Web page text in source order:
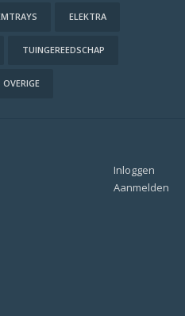
ELEKTRA
TUINGEREEDSCHAP
OVERIGE
Inloggen
Aanmelden